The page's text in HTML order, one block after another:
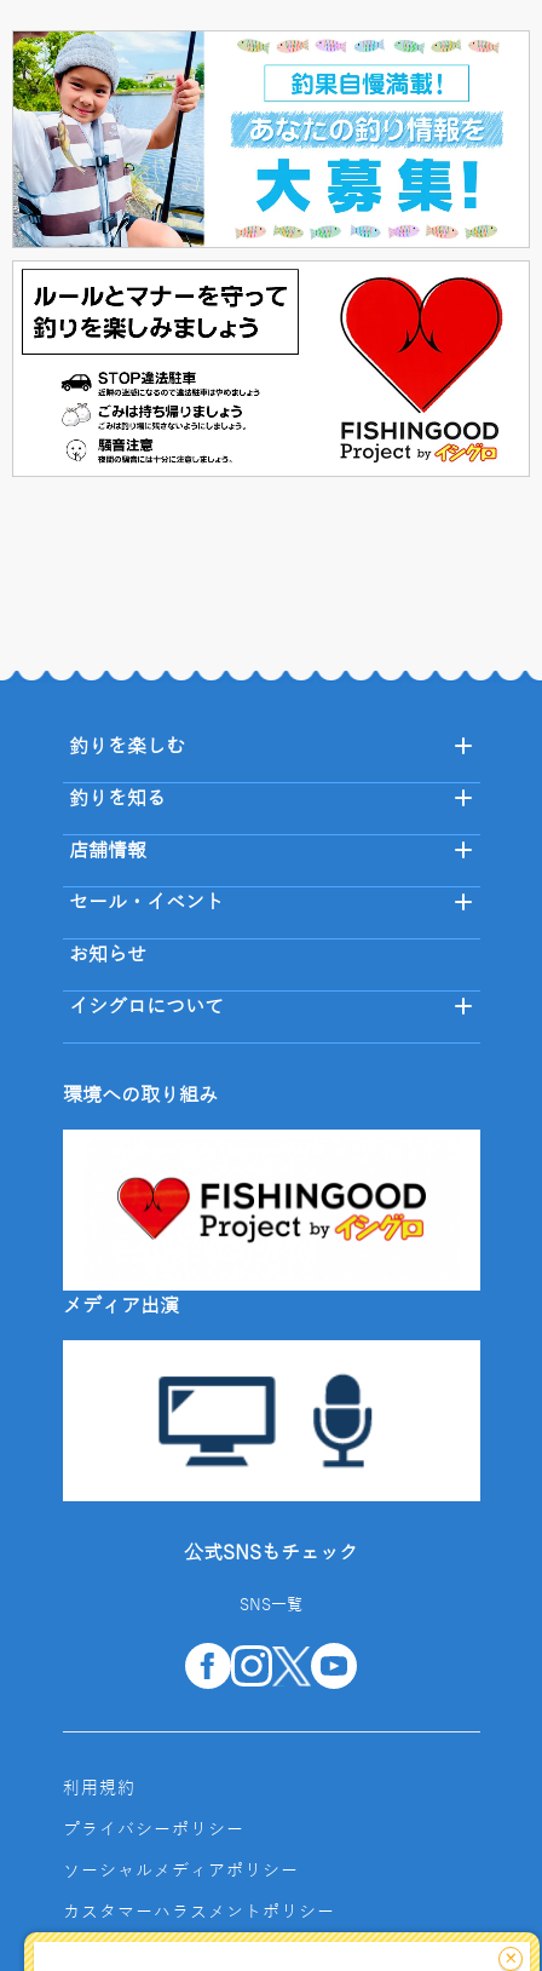
釣りを楽しむ
釣りを知る
店舗情報
セール・イベント
お知らせ
イシグロについて
環境への取り組み
メディア出演
公式SNSもチェック
SNS一覧
利用規約
プライバシーポリシー
ソーシャルメディアポリシー
カスタマーハラスメントポリシー
×